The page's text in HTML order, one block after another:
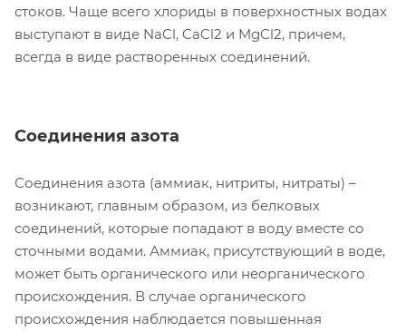
стоков. Чаще всего хлориды в поверхностных водах
выступают в виде NaCl, CaCl2 и MgCl2, причем,
всегда в виде растворенных соединений.
Соединения азота
Соединения азота (аммиак, нитриты, нитраты) –
возникают, главным образом, из белковых
соединений, которые попадают в воду вместе со
сточными водами. Аммиак, присутствующий в воде,
может быть органического или неорганического
происхождения. В случае органического
происхождения наблюдается повышенная